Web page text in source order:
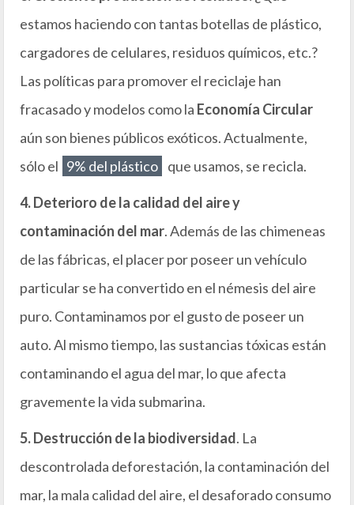
estamos haciendo con tantas botellas de plástico,
cargadores de celulares, residuos químicos, etc.?
Las políticas para promover el reciclaje han
fracasado y modelos como la Economía Circular
aún son bienes públicos exóticos. Actualmente,
sólo el 9% del plástico que usamos, se recicla.
4. Deterioro de la calidad del aire y
contaminación del mar. Además de las chimeneas
de las fábricas, el placer por poseer un vehículo
particular se ha convertido en el némesis del aire
puro. Contaminamos por el gusto de poseer un
auto. Al mismo tiempo, las sustancias tóxicas están
contaminando el agua del mar, lo que afecta
gravemente la vida submarina.
5. Destrucción de la biodiversidad. La
descontrolada deforestación, la contaminación del
mar, la mala calidad del aire, el desaforado consumo